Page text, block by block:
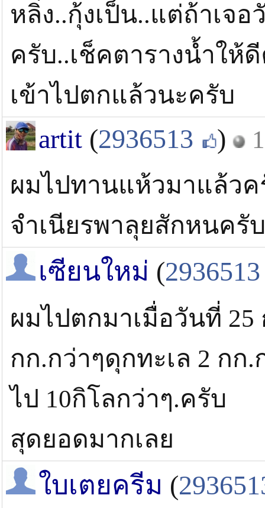
หลิ่ง..กุ้งเป็น..แต่ถ้าเจ
ครับ..เช็คตารางน้ำให้
เข้าไปตกแล้วนะครับ
artit (2936513 )
ผมไปทานแห้วมาแล้ว
จำเนียรพาลุยสักหนครั
เซียนใหม่ (2936513
ผมไปตกมาเมื่อวันที่ 25
กก.กว่าๆดุกทะเล 2 กก
ไป 10กิโลกว่าๆ.ครับ
สุดยอดมากเลย
ใบเตยครีม (